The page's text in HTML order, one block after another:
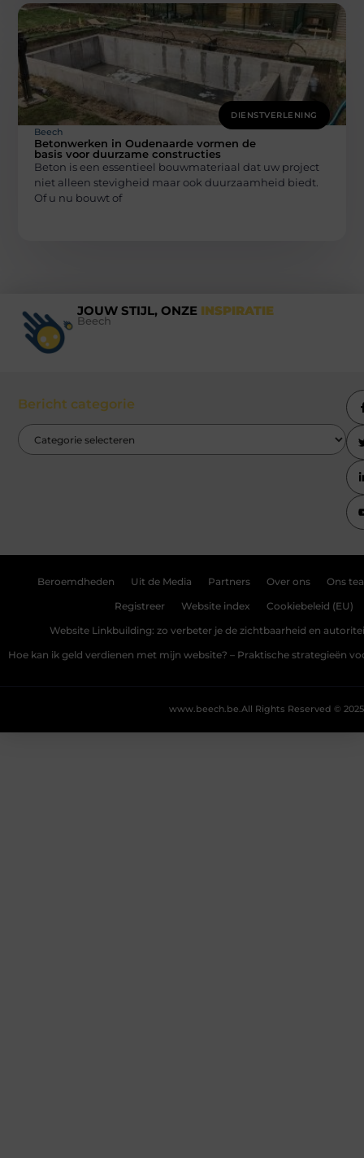
DIENSTVERLENING
Beech
Betonwerken in Oudenaarde vormen de
basis voor duurzame constructies
Beton is een essentieel bouwmateriaal dat uw project
niet alleen stevigheid maar ook duurzaamheid biedt.
Of u nu bouwt of
JOUW STIJL, ONZE INSPIRATIE
Beech
Bericht categorie
Beroemdheden Uit de Media Partners Over ons Ons
Registreer Website index Cookiebeleid (EU)
Website Linkbuilding: zo verbeter je de zichtbaarheid en
Hoe kan ik geld verdienen met mijn website? – Praktische strategieën
All Rights Reserved © 2025
www.beech.be.